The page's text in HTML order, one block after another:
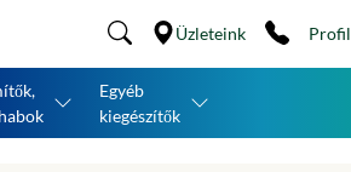
Üzleteink Profil
Egyéb
kiegészítők